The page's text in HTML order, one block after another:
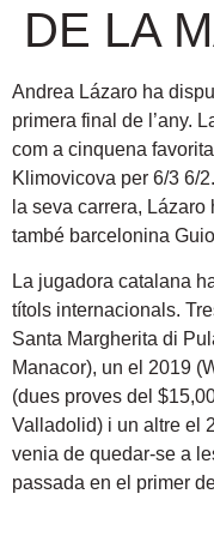
DE LA
Andrea Lázaro ha
primera final de l’any.
com a cinquena
Klimovicova per 6/3 6/
la seva carrera,
també barcelonina
La jugadora catalana
títols internacionals.
Santa Margherita di
Manacor), un el 2019
(dues proves del
Valladolid) i un altre el
venia de quedar-se a
passada en el primer